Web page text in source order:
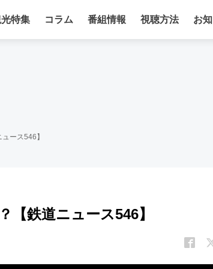
特集 コラム 番組情報 視聴方法 お
ース546】
【鉄道ニュース546】